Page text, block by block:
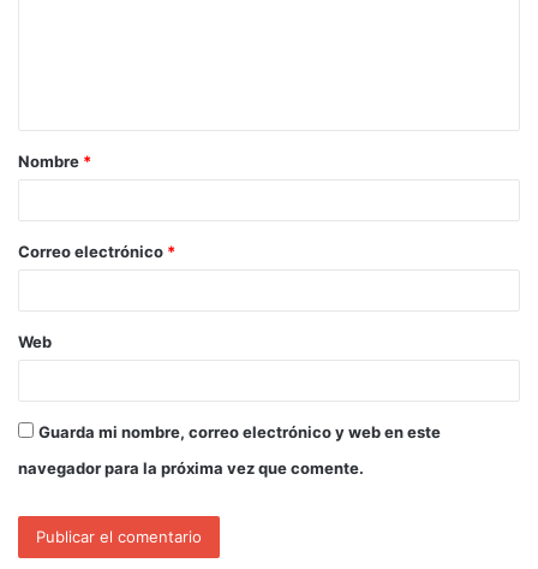
Nombre *
Correo electrónico *
Web
Guarda mi nombre, correo electrónico y web en este
navegador para la próxima vez que comente.